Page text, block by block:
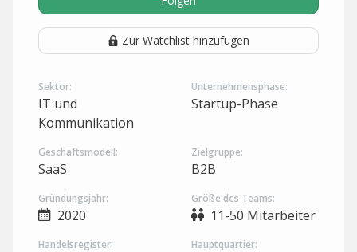
Zur Watchlist hinzufügen
Sektor:
IT und
Kommunikation
Unternehmensphase:
Startup-Phase
Geschäftsmodell:
SaaS
Zielgruppe:
B2B
Gründungsjahr:
2020
Größe des Teams:
11-50 Mitarbeiter
Handelsregister: Hauptquartier: